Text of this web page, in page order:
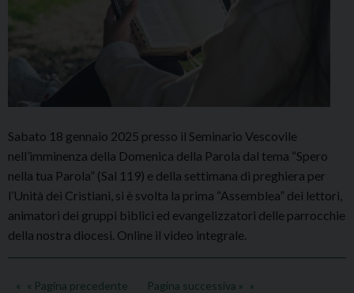
Sabato 18 gennaio 2025 presso il Seminario Vescovile
nell’imminenza della Domenica della Parola dal tema “Spero
nella tua Parola” (Sal 119) e della settimana di preghiera per
l’Unità dei Cristiani, si è svolta la prima “Assemblea” dei lettori,
animatori dei gruppi biblici ed evangelizzatori delle parrocchie
della nostra diocesi. Online il video integrale.
« Pagina precedente Pagina successiva »